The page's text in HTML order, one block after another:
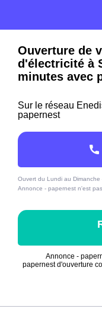
Ouverture de
d'électricité à
minutes avec
Sur le réseau
papernest
Ouvert du Lundi au
Annonce - papernest n'est
Annonce -
papernest d'ouverture